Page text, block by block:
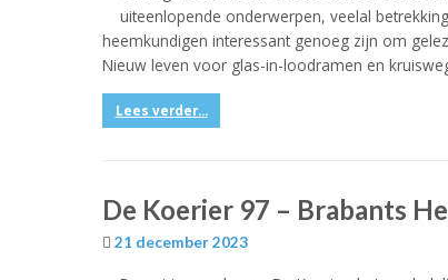
uiteenlopende onderwerpen, veelal
heemkundigen interessant genoeg zijn om
Nieuw leven voor glas-in-loodramen en
Lees verder...
De Koerier 97 – Brabants
21 december 2023